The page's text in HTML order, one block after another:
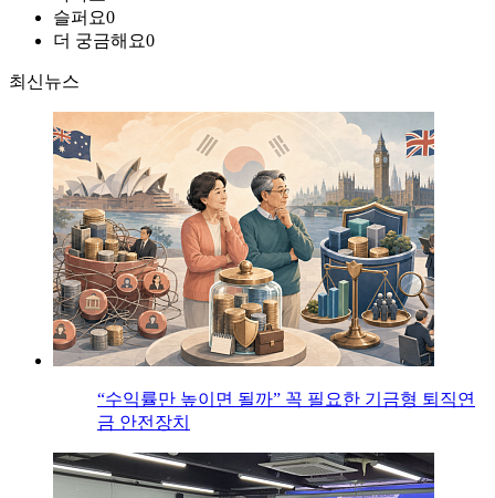
슬퍼요0
더 궁금해요0
최신뉴스
“수익률만 높이면 될까” 꼭 필요한 기금형 퇴직연
금 안전장치